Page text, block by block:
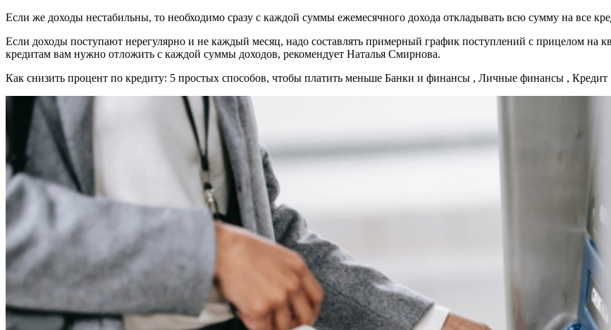
Если же доходы нестабильны, то необходимо сразу с каждой суммы ежемесячного дохода откладывать всю сумму на все
Если доходы поступают нерегулярно и не каждый месяц, надо составлять примерный график поступлений с прицелом на
кредитам вам нужно отложить с каждой суммы доходов, рекомендует Наталья Смирнова.
Как снизить процент по кредиту: 5 простых способов, чтобы платить меньше Банки и финансы , Личные финансы , Кредит